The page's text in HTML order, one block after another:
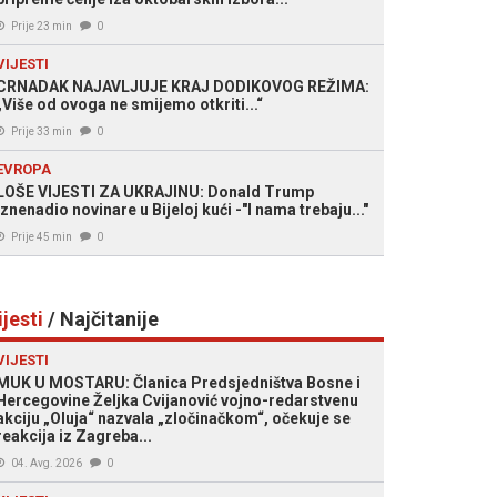
Prije 23 min 0
NAJAVLJUJE KRAJ DODIKOVOG REŽIMA:
od ovoga ne smijemo otkriti...“
Prije 33 min 0
VIJESTI ZA UKRAJINU: Donald Trump
novinare u Bijeloj kući -"I nama trebaju..."
Prije 45 min 0
/ Najčitanije
U MOSTARU: Članica Predsjedništva Bosne i
Željka Cvijanović vojno-redarstvenu
„Oluja“ nazvala „zločinačkom“, očekuje se
iz Zagreba...
04. Avg. 2026 0